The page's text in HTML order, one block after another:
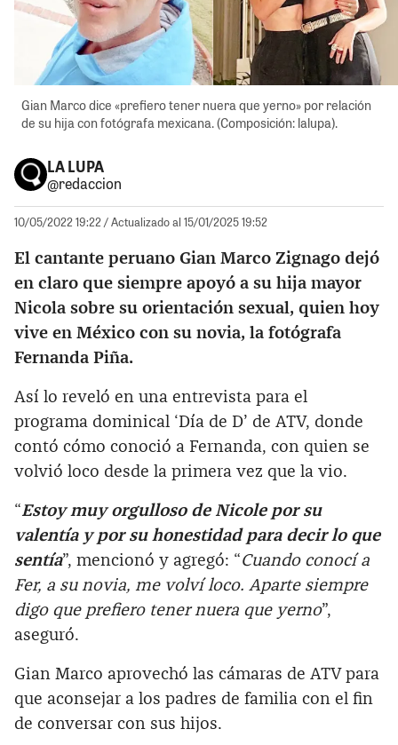
Gian Marco dice «prefiero tener nuera que yerno» por relación
de su hija con fotógrafa mexicana. (Composición: lalupa).
LA LUPA
@redaccion
10/05/2022 19:22/ Actualizado al 15/01/2025 19:52
El cantante peruano Gian Marco Zignago dejó
en claro que siempre apoyó a su hija mayor
Nicola sobre su orientación sexual, quien hoy
vive en México con su novia, la fotógrafa
Fernanda Piña.
Así lo reveló en una entrevista para el
programa dominical ‘Día de D’ de ATV, donde
contó cómo conoció a Fernanda, con quien se
volvió loco desde la primera vez que la vio.
“Estoy muy orgulloso de Nicole por su
valentía y por su honestidad para decir lo que
sentía”, mencionó y agregó: “Cuando conocí a
Fer, a su novia, me volví loco. Aparte siempre
digo que prefiero tener nuera que yerno”,
aseguró.
Gian Marco aprovechó las cámaras de ATV para
que aconsejar a los padres de familia con el fin
de conversar con sus hijos.